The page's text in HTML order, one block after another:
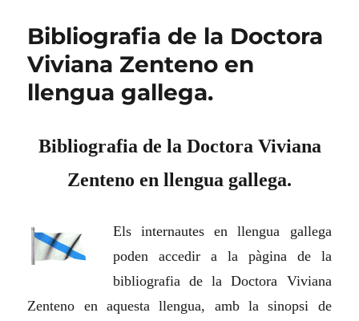
Bibliografia de la Doctora
Viviana Zenteno en
llengua gallega.
Bibliografia de la Doctora Viviana
Zenteno en llengua gallega.
Els internautes en llengua gallega
poden accedir a la pàgina de la
bibliografia de la Doctora Viviana
Zenteno en aquesta llengua, amb la sinopsi de